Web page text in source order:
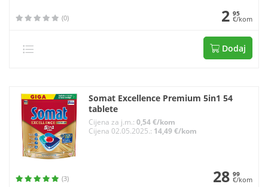
(0) 2 95
€/kom
Dodaj
Somat Excellence Premium 5in1 54
tablete
Cijena za j.m.: 0,54 €/kom
Cijena 02.05.2025.: 14,49 €/kom
(3) 28 99
€/kom